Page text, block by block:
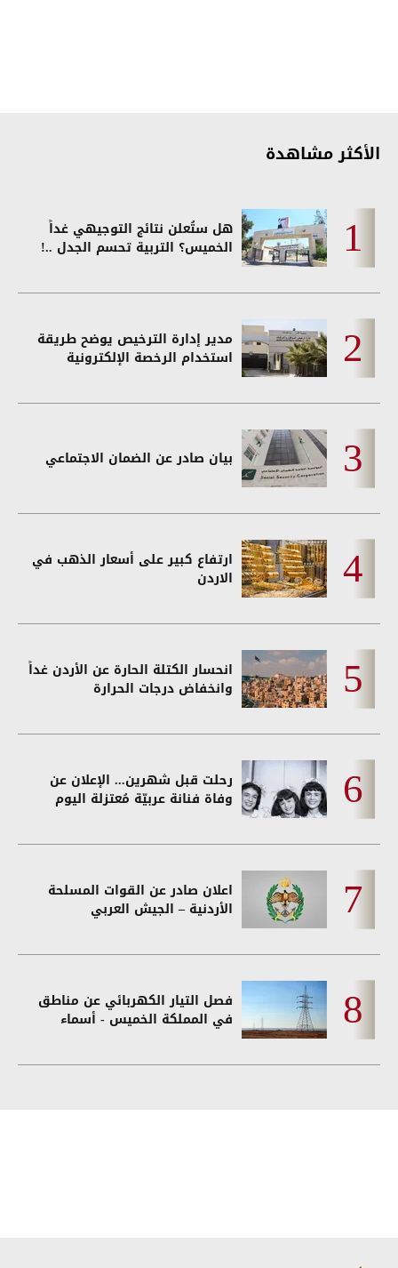
الأكثر مشاهدة
هل ستُعلن نتائج التوجيهي غداً
الخميس؟ التربية تحسم الجدل ..!
مدير إدارة الترخيص يوضح طريقة
استخدام الرخصة الإلكترونية
بيان صادر عن الضمان الاجتماعي
ارتفاع كبير على أسعار الذهب في
الاردن
انحسار الكتلة الحارة عن الأردن غداً
وانخفاض درجات الحرارة
رحلت قبل شهرين... الإعلان عن
وفاة فنانة عربيّة مُعتزلة اليوم
اعلان صادر عن القوات المسلحة
الأردنية – الجيش العربي
فصل التيار الكهربائي عن مناطق
في المملكة الخميس - أسماء